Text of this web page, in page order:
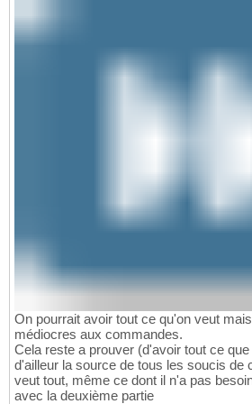
On pourrait avoir tout ce qu'on veut
médiocres aux commandes.
Cela reste a prouver (d'avoir tout ce
d'ailleur la source de tous les soucis de
veut tout, même ce dont il n'a pas
avec la deuxième partie